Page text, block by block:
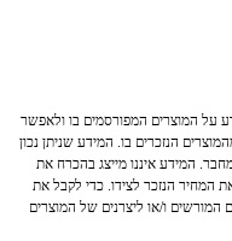
על המוצרים המפורסמים בו ולאפשר
הנזכרים בו. המידע שניתן נכון
המידע איננו מייצג בהכרח את
המחיר הנזכר לצידו. כדי לקבל את
המורשים ו/או ליצרנים של המוצרים